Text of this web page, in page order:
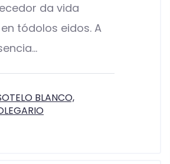
da vida
tódolos eidos. A
BLANCO,